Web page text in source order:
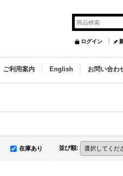
ログイン
ご利用案内 English お問い合わ
在庫あり 並び順: